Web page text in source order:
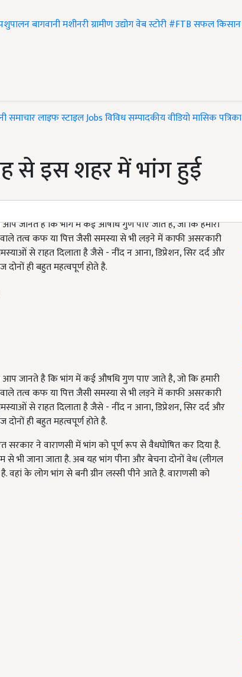
बागवानीमशीनरीग्रामीण उद्योगवेब स्टोरी#FTBसफल किसान
समाचारलाइफ स्टाइलJobsविविधसम्पादकीयवीडियोमासिक पत्रिका
से इस शहर में भांग हुई
आप जानते है कि भांग में कई औषधि गुण पाए जाते है, जो कि हमारी
तत्व कफ या पित्त जैसी समस्या से भी लड़ने में काफी असरकारी
से राहत दिलाता है जैसे - नींद न आना, डिप्रेशन, सिर दर्द और
ही बहुत महत्वपूर्ण होते है.
आप जानते है कि भांग में कई औषधि गुण पाए जाते है, जो कि हमारी
तत्व कफ या पित्त जैसी समस्या से भी लड़ने में काफी असरकारी
से राहत दिलाता है जैसे - नींद न आना, डिप्रेशन, सिर दर्द और
ही बहुत महत्वपूर्ण होते है.
ने वाराणसी में भांग को पूर्ण रूप से वैधघोषित कर दिया है.
से भी जाना जाता है. अब यह भांग पीना और बेचना दोनों वेध (लीगल
वहां के लोग भांग से बनी ग्रीन लस्सी पीने आते है. वाराणसी को